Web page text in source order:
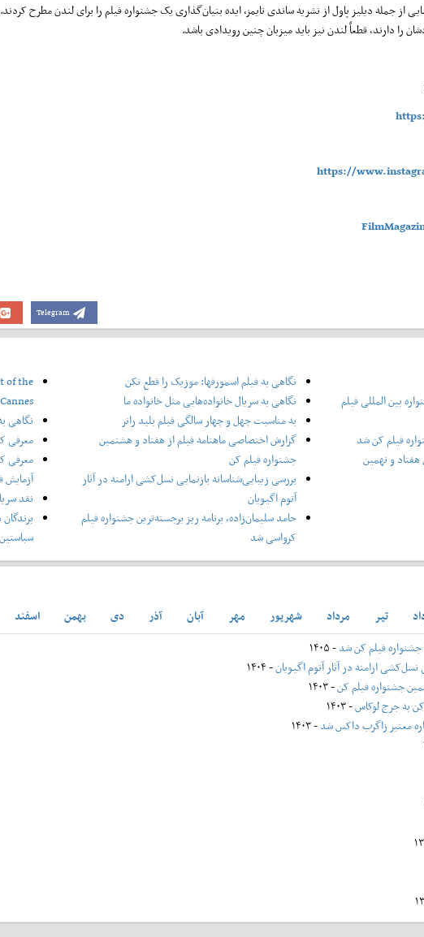
سینمایی از جمله دیلیز پاول از نشریه ساندی تایمز، ایده بنیان‌گذاری یک جشنواره فیلم را برای لندن مطرح
را دارند، قطعاً لندن نیز باید میزبان چنین رویدادی باشد.
https://
Telegram
بین المللی فیلم
فیلم کن شد
و نهمین
نگاهی به فیلم اسمورفها: موزیک را قطع نکن
نگاهی به سریال خانواده‌هایی مثل خانواده ما
به مناسبت چهل و چهار سالگی فیلم بلید رانر
گزارش اختصاصی ماهنامه فیلم از هفتاد و هشتمین
جشنواره فیلم کن
بررسی زیبایی‌شناسانه بازنمایی نسل‌کشی ارامنه در آثار
آتوم اگیویان
حامد سلیمان‌زاده، برنامه ریز برجسته‌ترین جشنواره فیلم
کرواسی شد
of the
نگاهی
معرفی
معرفی
آزمایش
نقد
تير مرداد شهريور مهر آبان آذر دی بهمن
اسفند
جشنواره فیلم کن شد- ۱۴۰۵
نسل‌کشی ارامنه در آثار آتوم اگیویان- ۱۴۰۴
جشنواره فیلم کن- ۱۴۰۳
به جرج لوکاس- ۱۴۰۳
معتبر زاگرب داکس شد- ۱۴۰۳